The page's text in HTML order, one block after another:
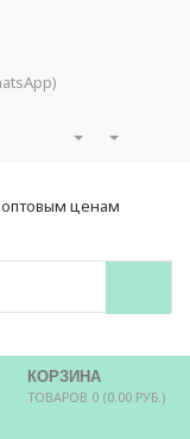
КОРЗИНА
ТОВАРОВ 0 (0.00 РУБ.)